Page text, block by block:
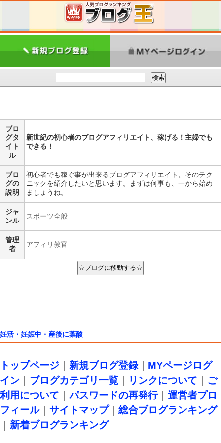
ブロ
グタ
イト
ル
新世紀の初心者のブログアフィリエイト、稼げる！主婦でも
できる！
ブロ
グの
説明
初心者でも稼ぐ事が出来るブログアフィリエイト。そのテク
ニックを紹介したいと思います。まずは何事も、一から始め
ましょうね。
ジャ
ンル
スポーツ全般
管理
者
アフィリ教官
妊活・妊娠中・産後に葉酸
トップページ 新規ブログ登録｜ MYページログ
イン
ブログカテゴリ一覧 リンクについて
ご
利用について ｜パスワードの再発行｜ 運営者プロ
フィール｜ サイトマップ｜ 総合ブログランキング
新着ブログランキング